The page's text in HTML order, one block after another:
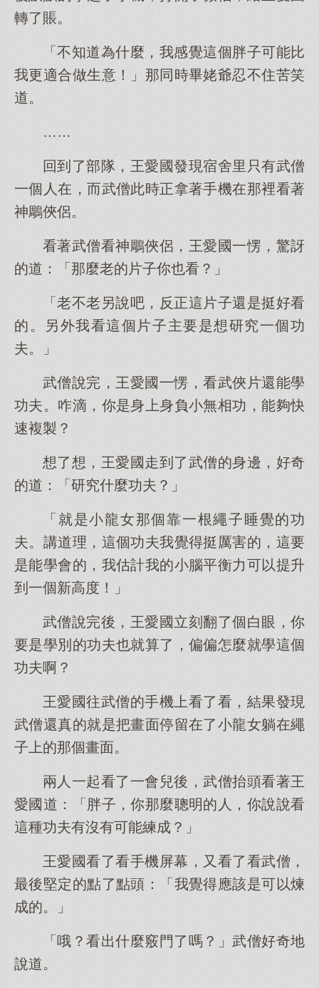
轉了賬。
「不知道為什麼，我感覺這個胖子可能比
我更適合做生意！」那同時畢姥爺忍不住苦笑
道。
……
回到了部隊，王愛國發現宿舍里只有武僧
一個人在，而武僧此時正拿著手機在那裡看著
神鵰俠侶。
看著武僧看神鵰俠侶，王愛國一愣，驚訝
的道：「那麼老的片子你也看？」
「老不老另說吧，反正這片子還是挺好看
的。另外我看這個片子主要是想研究一個功
夫。」
武僧說完，王愛國一愣，看武俠片還能學
功夫。咋滴，你是身上身負小無相功，能夠快
速複製？
想了想，王愛國走到了武僧的身邊，好奇
的道：「研究什麼功夫？」
「就是小龍女那個靠一根繩子睡覺的功
夫。講道理，這個功夫我覺得挺厲害的，這要
是能學會的，我估計我的小腦平衡力可以提升
到一個新高度！」
武僧說完後，王愛國立刻翻了個白眼，你
要是學別的功夫也就算了，偏偏怎麼就學這個
功夫啊？
王愛國往武僧的手機上看了看，結果發現
武僧還真的就是把畫面停留在了小龍女躺在繩
子上的那個畫面。
兩人一起看了一會兒後，武僧抬頭看著王
愛國道：「胖子，你那麼聰明的人，你說說看
這種功夫有沒有可能練成？」
王愛國看了看手機屏幕，又看了看武僧，
最後堅定的點了點頭：「我覺得應該是可以煉
成的。」
「哦？看出什麼竅門了嗎？」武僧好奇地
說道。